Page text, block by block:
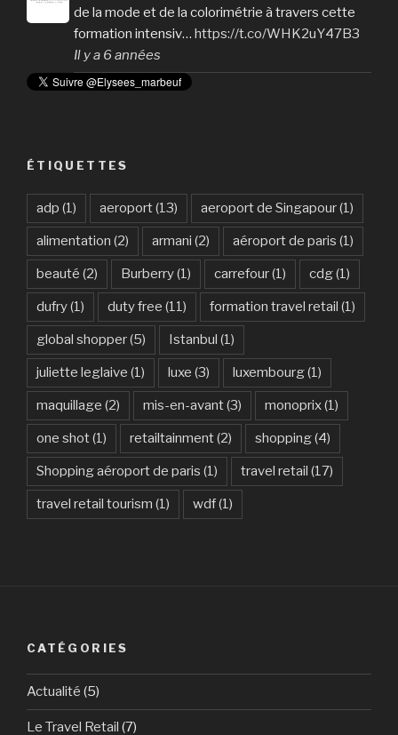
de la mode et de la colorimétrie à travers cette
formation intensiv… https://t.co/WHK2uY47B3
Il y a 6 années
ÉTIQUETTES
adp (1) aeroport(13) aeroport de Singapour(1)
alimentation (2) armani (2) aéroport de paris (1)
beauté (2) Burberry(1) carrefour(1) cdg(1)
dufry(1) duty free (11) formation travel retail (1)
global shopper(5) Istanbul (1)
juliette leglaive (1) luxe (3) luxembourg(1)
maquillage (2) mis-en-avant(3) monoprix(1)
one shot(1) retailtainment(2) shopping(4)
Shopping aéroport de paris (1) travel retail (17)
travel retail tourism (1) wdf(1)
CATÉGORIES
Actualité (5)
Le Travel Retail (7)